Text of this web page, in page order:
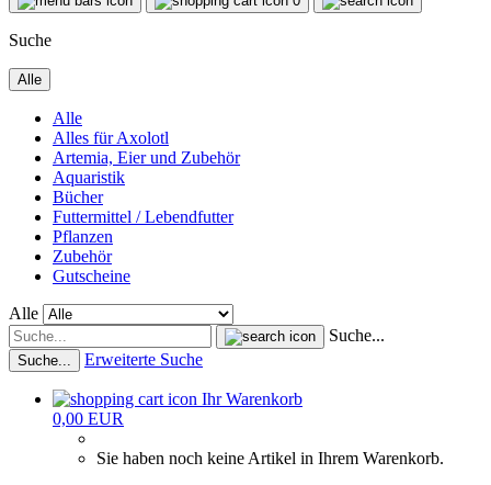
Suche
Alle
Alle
Alles für Axolotl
Artemia, Eier und Zubehör
Aquaristik
Bücher
Futtermittel / Lebendfutter
Pflanzen
Zubehör
Gutscheine
Alle
Suche...
Suche... Erweiterte Suche
Ihr Warenkorb
0,00 EUR
Sie haben noch keine Artikel in Ihrem Warenkorb.